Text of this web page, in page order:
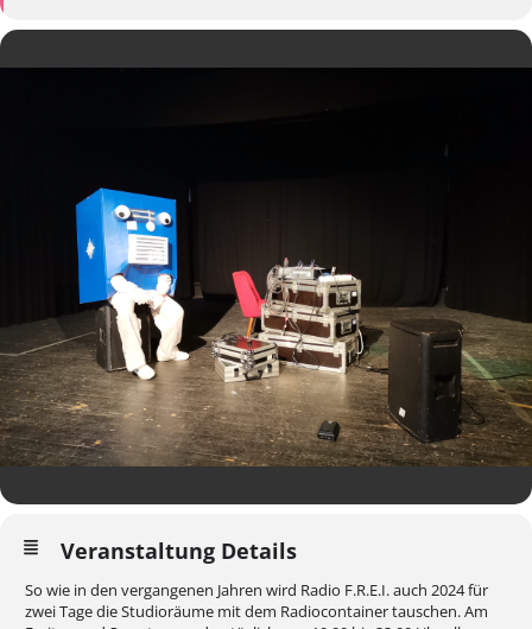
Veranstaltung Details
So wie in den vergangenen Jahren wird Radio F.R.E.I. auch 2024 für
zwei Tage die Studioräume mit dem Radiocontainer tauschen. Am